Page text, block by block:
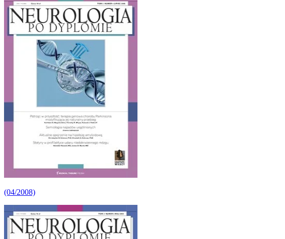
(04/2008)